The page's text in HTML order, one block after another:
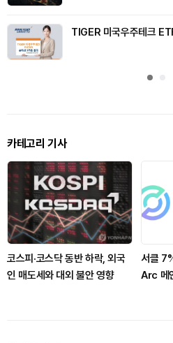
TIGER 미국우주테크
카테고리 기사
코스피·코스닥 동반 하락, 외국
인 매도세와 대외 불안 영향
서클
Arc 메